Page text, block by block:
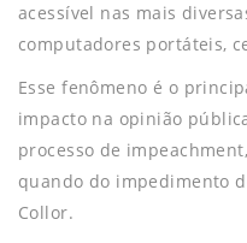
acessível nas mais
computadores portáteis,
Esse fenômeno é o
impacto na opinião
processo de
quando do impedimento
Collor.